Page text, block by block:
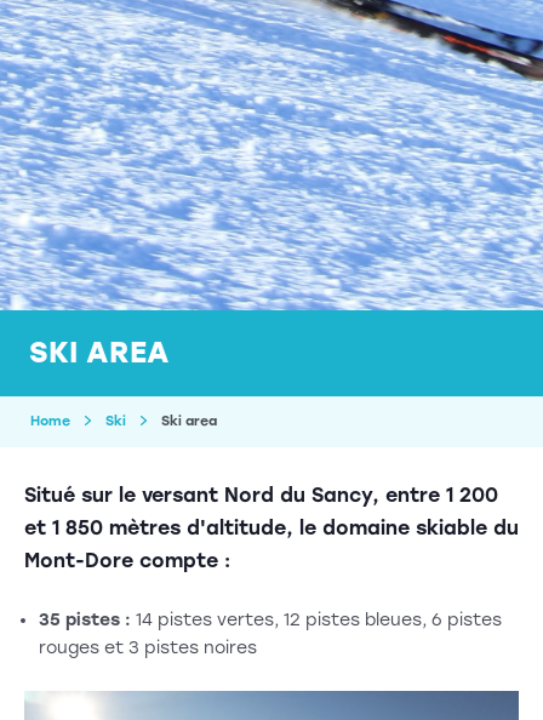
SKI AREA
Home Ski Ski area
Situé sur le versant Nord du Sancy, entre 1 200
et 1 850 mètres d'altitude, le domaine skiable du
Mont-Dore compte :
35 pistes : 14 pistes vertes, 12 pistes bleues, 6 pistes
rouges et 3 pistes noires